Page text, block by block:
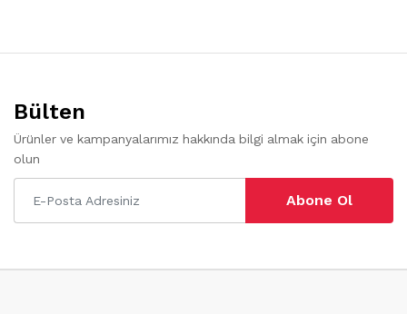
Bülten
Ürünler ve kampanyalarımız hakkında bilgi almak için abone
olun
Abone Ol